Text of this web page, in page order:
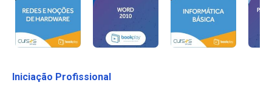
Iniciação Profissional